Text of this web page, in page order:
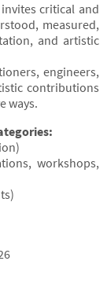
critical and
measured,
and artistic
engineers,
contributions
ways.
workshops,